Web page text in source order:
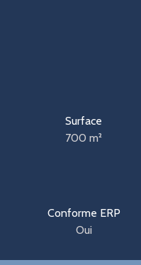
Surface
700m²
Conforme ERP
Oui